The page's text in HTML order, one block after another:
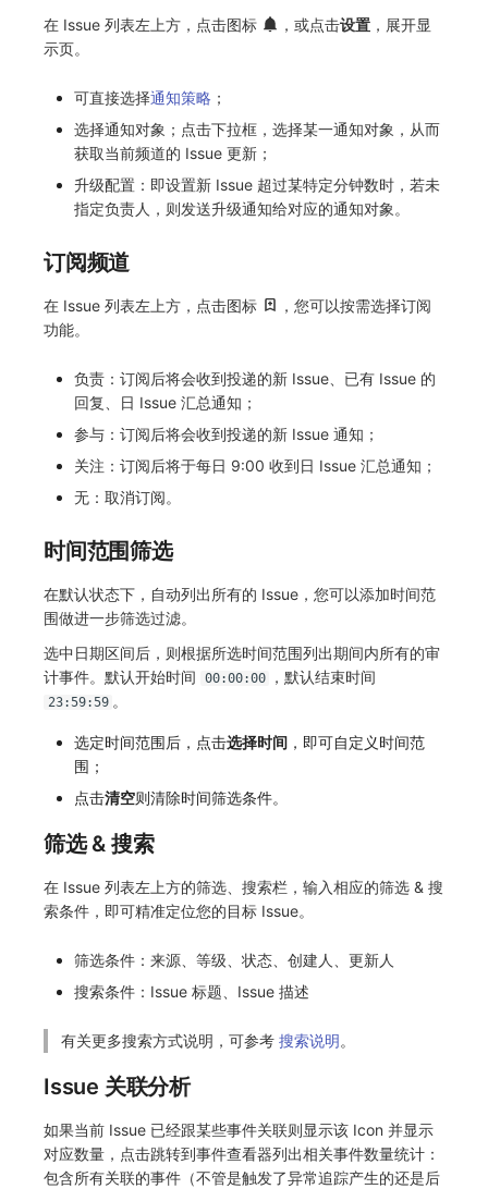
在 Issue 列表左上方，点击图标 ，或点击设置，展开显
示页。
可直接选择通知策略 ；
选择通知对象；点击下拉框，选择某一通知对象，从而
获取当前频道的 Issue 更新；
升级配置：即设置新 Issue 超过某特定分钟数时，若未
指定负责人，则发送升级通知给对应的通知对象。
订阅频道
在 Issue 列表左上方，点击图标
，您可以按需选择订阅
功能。
负责：订阅后将会收到投递的新 Issue、已有 Issue 的
回复、日 Issue 汇总通知；
参与：订阅后将会收到投递的新 Issue 通知；
关注：订阅后将于每日 9:00 收到日 Issue 汇总通知；
无：取消订阅。
时间范围筛选
在默认状态下，自动列出所有的 Issue，您可以添加时间范
围做进一步筛选过滤。
选中日期区间后，则根据所选时间范围列出期间内所有的审
计事件。默认开始时间
00:00:00 ，默认结束时间
23:59:59 。
选定时间范围后，点击选择时间，即可自定义时间范
围；
点击清空则清除时间筛选条件。
筛选 & 搜索
在 Issue 列表左上方的筛选、搜索栏，输入相应的筛选 & 搜
索条件，即可精准定位您的目标 Issue。
筛选条件：来源、等级、状态、创建人、更新人
搜索条件：Issue 标题、Issue 描述
有关更多搜索方式说明，可参考 搜索说明。
Issue 关联分析
如果当前 Issue 已经跟某些事件关联则显示该 Icon 并显示
对应数量，点击跳转到事件查看器列出相关事件数量统计：
包含所有关联的事件（不管是触发了异常追踪产生的还是后